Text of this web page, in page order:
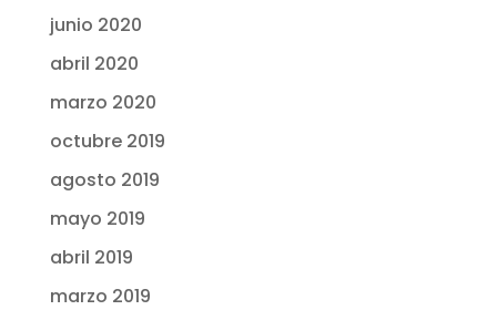
junio 2020
abril 2020
marzo 2020
octubre 2019
agosto 2019
mayo 2019
abril 2019
marzo 2019